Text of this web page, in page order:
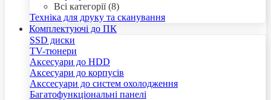
Всі категорії (8)
Техніка для друку та сканування
Комплектуючі до ПК
SSD диски
TV-тюнери
Аксесуари до HDD
Аксесуари до корпусів
Акссесуари до систем охолодження
Багатофункціональні панелі